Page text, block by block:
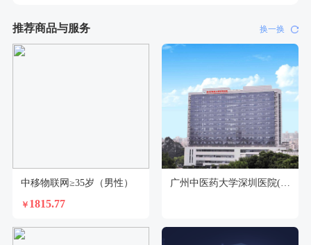
推荐商品与服务 换一换
中移物联网≥35岁（男性）
￥ 1815.77
广州中医药大学深圳医院(福田)体检中心